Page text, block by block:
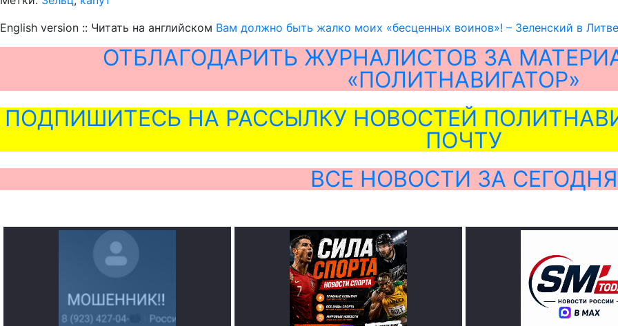
English version :: Читать на английском Вам должно быть жалко моих «бесценных воинов»! – Зеленский в
ОТБЛАГОДАРИТЬ ЖУРНАЛИСТОВ ЗА
«ПОЛИТНАВИГАТОР»
ПОДПИШИТЕСЬ НА РАССЫЛКУ НОВОСТЕЙ
ПОЧТУ
ВСЕ НОВОСТИ ЗА СЕГОДНЯ